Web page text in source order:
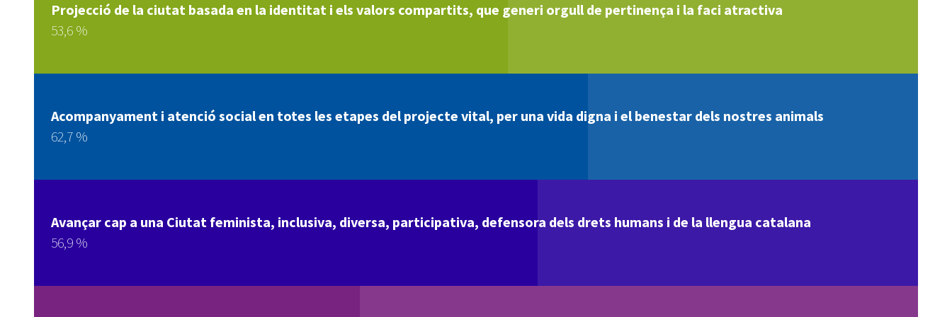
Projecció de la ciutat basada en la identitat i els valors compartits, que generi orgull de pertinença i la faci atractiva
53,6 %
Acompanyament i atenció social en totes les etapes del projecte vital, per una vida digna i el benestar dels nostres animals
62,7 %
Avançar cap a una Ciutat feminista, inclusiva, diversa, participativa, defensora dels drets humans i de la llengua catalana
56,9 %